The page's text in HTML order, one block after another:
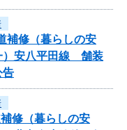
補修（暮らしの安
）安八平田線 舗装
告
修（暮らしの安